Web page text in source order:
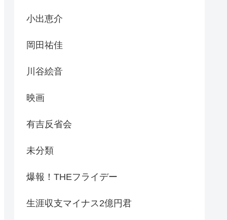
小出恵介
岡田祐佳
川谷絵音
映画
有吉反省会
未分類
爆報！THEフライデー
生涯収支マイナス2億円君